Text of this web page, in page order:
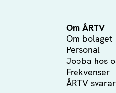
Om ÅRTV
Om bolaget
Personal
Jobba hos
Frekvenser
ÅRTV svarar